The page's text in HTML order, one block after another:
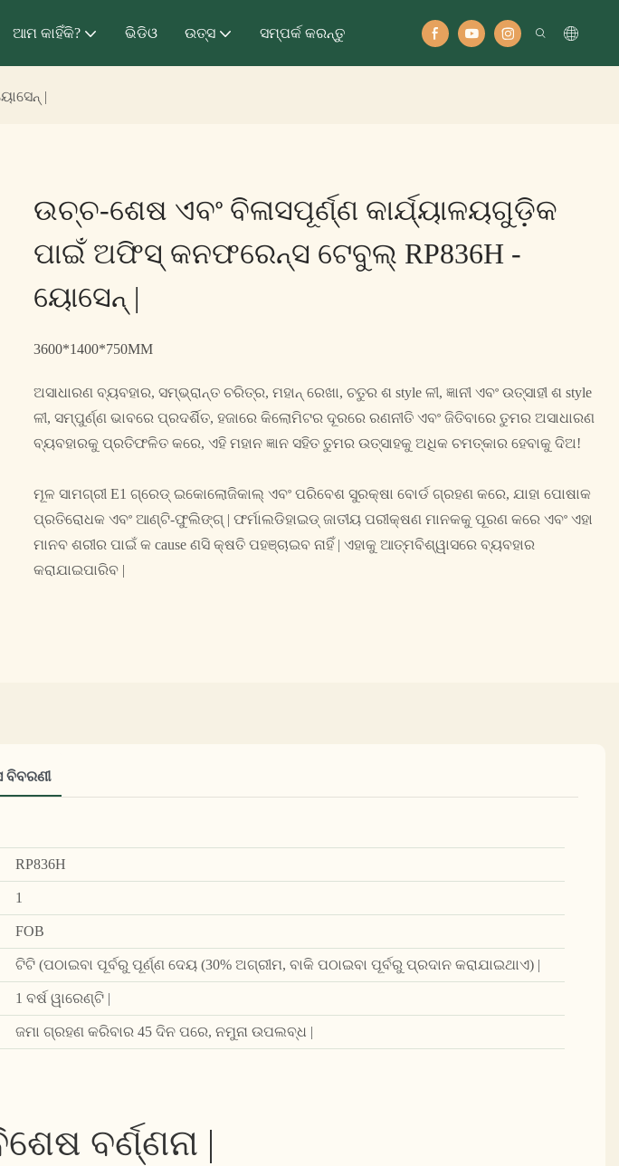
ଆମ କାହିଁକି? ଭିଡିଓ ଉତ୍ସ ସମ୍ପର୍କ କରନ୍ତୁ
|
ଉଚ୍ଚ-ଶେଷ ଏବଂ ବିଳାସପୂର୍ଣ୍ଣ କାର୍ଯ୍ୟାଳୟଗୁଡ଼ିକ
ପାଇଁ ଅଫିସ୍ କନଫରେନ୍ସ ଟେବୁଲ୍ RP836H -
ୟୋସେନ୍ |
3600*1400*750MM
ଅସାଧାରଣ ବ୍ୟବହାର, ସମ୍ଭ୍ରାନ୍ତ ଚରିତ୍ର, ମହାନ୍ ରେଖା, ଚତୁର ଶ style ଳୀ, ଜ୍ଞାନୀ ଏବଂ ଉତ୍ସାହୀ ଶ style
ଳୀ, ସମ୍ପୁର୍ଣ୍ଣ ଭାବରେ ପ୍ରଦର୍ଶିତ, ହଜାରେ କିଲୋମିଟର ଦୂରରେ ରଣନୀତି ଏବଂ ଜିତିବାରେ ତୁମର ଅସାଧାରଣ
ବ୍ୟବହାରକୁ ପ୍ରତିଫଳିତ କରେ, ଏହି ମହାନ ଜ୍ଞାନ ସହିତ ତୁମର ଉତ୍ସାହକୁ ଅଧିକ ଚମତ୍କାର ହେବାକୁ ଦିଅ!
ମୂଳ ସାମଗ୍ରୀ E1 ଗ୍ରେଡ୍ ଇକୋଲୋଜିକାଲ୍ ଏବଂ ପରିବେଶ ସୁରକ୍ଷା ବୋର୍ଡ ଗ୍ରହଣ କରେ, ଯାହା ପୋଷାକ
ପ୍ରତିରୋଧକ ଏବଂ ଆଣ୍ଟି-ଫୁଲିଙ୍ଗ୍ | ଫର୍ମାଲଡିହାଇଡ୍ ଜାତୀୟ ପରୀକ୍ଷଣ ମାନକକୁ ପୂରଣ କରେ ଏବଂ ଏହା
ମାନବ ଶରୀର ପାଇଁ କ cause ଣସି କ୍ଷତି ପହଞ୍ଚାଇବ ନାହିଁ | ଏହାକୁ ଆତ୍ମବିଶ୍ୱାସରେ ବ୍ୟବହାର
କରାଯାଇପାରିବ |
ବିବରଣୀ
RP836H
1
FOB
ଟିଟି (ପଠାଇବା ପୂର୍ବରୁ ପୂର୍ଣ୍ଣ ଦେୟ (30% ଅଗ୍ରୀମ, ବାକି ପଠାଇବା ପୂର୍ବରୁ ପ୍ରଦାନ କରାଯାଇଥାଏ) |
1 ବର୍ଷ ୱାରେଣ୍ଟି |
ଜମା ଗ୍ରହଣ କରିବାର 45 ଦିନ ପରେ, ନମୁନା ଉପଲବ୍ଧ |
ବର୍ଣ୍ଣନା |